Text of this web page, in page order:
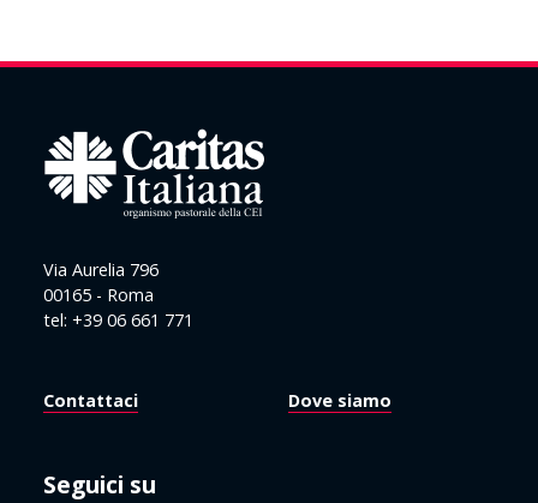
Via Aurelia 796
00165 - Roma
tel: +39 06 661 771
Contattaci Dove siamo
Seguici su